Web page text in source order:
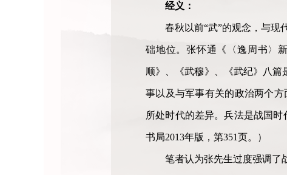
经义：
春秋以前“武”的观念，与现
础地位。张怀通《〈逸周书〉
顺》、《武穆》、《武纪》八篇
事以及与军事有关的政治两个
所处时代的差异。兵法是战国
书局2013年版，第351页。）
笔者认为张先生过度强调了